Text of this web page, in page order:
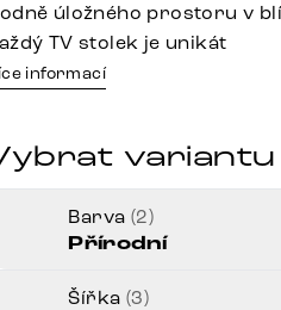
úložného prostoru v
TV stolek je unikát
informací
variantu
Barva (2)
Přírodní
Šířka (3)